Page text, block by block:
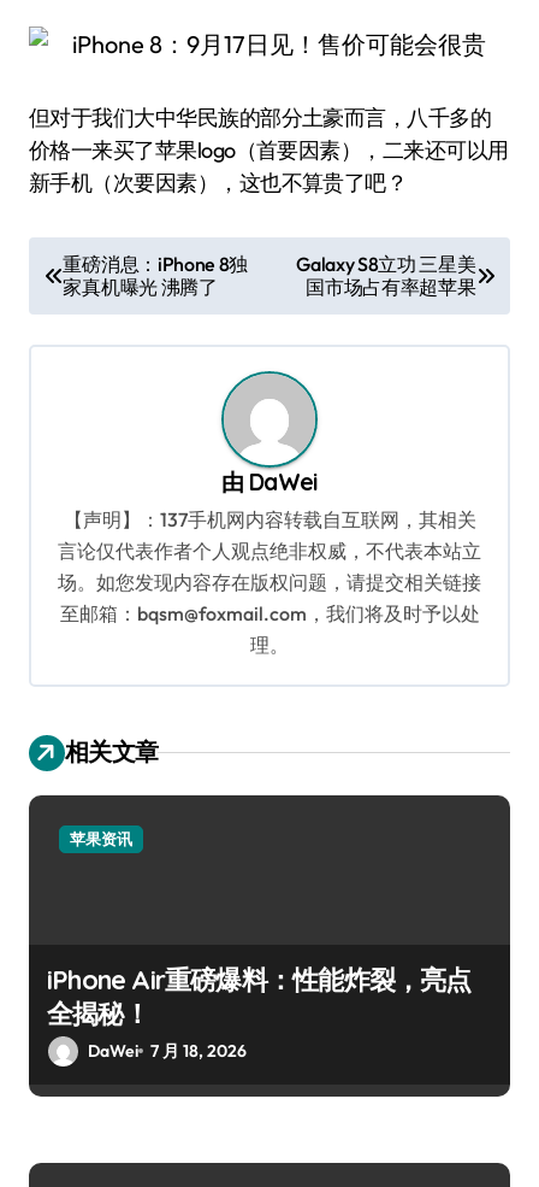
但对于我们大中华民族的部分土豪而言，八千多的
价格一来买了苹果logo（首要因素），二来还可以用
新手机（次要因素），这也不算贵了吧？
章
导
重磅消息：iPhone 8独
家真机曝光 沸腾了
Galaxy S8立功 三星美
国市场占有率超苹果
由 DaWei
【声明】：137手机网内容转载自互联网，其相关
言论仅代表作者个人观点绝非权威，不代表本站立
场。如您发现内容存在版权问题，请提交相关链接
至邮箱：bqsm@foxmail.com，我们将及时予以处
理。
相关文章
苹果资讯
iPhone Air重磅爆料：性能炸裂，亮点
全揭秘！
DaWei 7 月 18, 2026